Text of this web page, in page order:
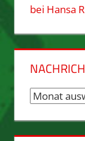
bei Hansa